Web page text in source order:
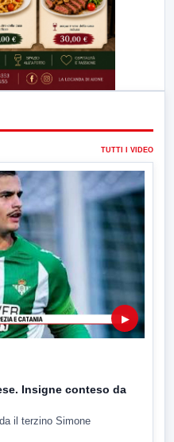
TUTTI I VIDEO
▶
Insigne conteso da
il terzino Simone